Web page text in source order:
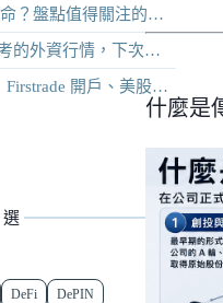
得關注的二十家供應鏈企業
，下次調整你準備好了嗎？
戶、美股交易機制完整教學
DeFi DePIN
什麼是